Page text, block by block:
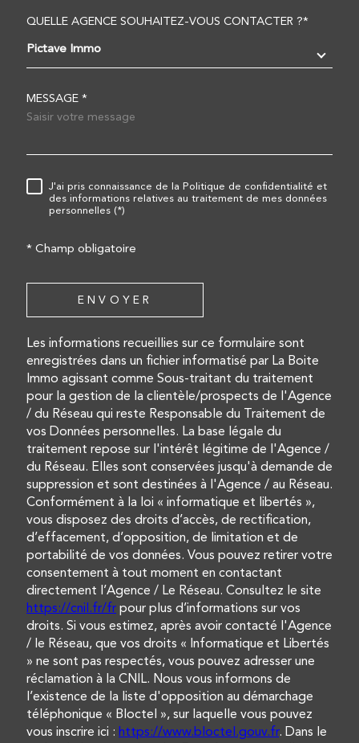
QUELLE AGENCE SOUHAITEZ-VOUS CONTACTER ?*
Pictave Immo
MESSAGE *
RÈGLEMENTATION
J'ai pris connaissance de la Politique de confidentialité et
des informations relatives au traitement de mes données
personnelles (*)
* Champ obligatoire
ENVOYER
Les informations recueillies sur ce formulaire sont
enregistrées dans un fichier informatisé par La Boite
Immo agissant comme Sous-traitant du traitement
pour la gestion de la clientèle/prospects de l'Agence
/ du Réseau qui reste Responsable du Traitement de
vos Données personnelles. La base légale du
traitement repose sur l'intérêt légitime de l'Agence /
du Réseau. Elles sont conservées jusqu'à demande de
suppression et sont destinées à l'Agence / au Réseau.
Conformément à la loi « informatique et libertés »,
vous disposez des droits d’accès, de rectification,
d’effacement, d’opposition, de limitation et de
portabilité de vos données. Vous pouvez retirer votre
consentement à tout moment en contactant
directement l’Agence / Le Réseau. Consultez le site
https://cnil.fr/fr pour plus d’informations sur vos
droits. Si vous estimez, après avoir contacté l'Agence
/ le Réseau, que vos droits « Informatique et Libertés
» ne sont pas respectés, vous pouvez adresser une
réclamation à la CNIL. Nous vous informons de
l’existence de la liste d'opposition au démarchage
téléphonique « Bloctel », sur laquelle vous pouvez
vous inscrire ici : https://www.bloctel.gouv.fr. Dans le